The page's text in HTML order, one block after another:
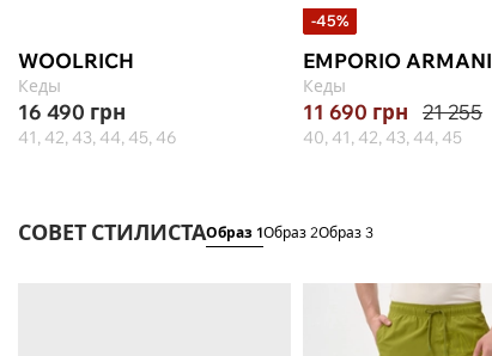
WOOLRICH
Кеды
16 490 грн
41, 42, 43, 44, 45, 46
-45%
EMPORIO ARMANI
Кеды
11 690 грн 21 255
40, 41, 42, 43, 44, 45
СОВЕТ СТИЛИСТАОбраз 1Образ 2Образ 3